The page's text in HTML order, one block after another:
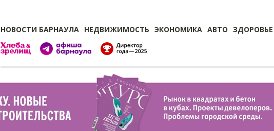
НОВОСТИ БАРНАУЛА НЕДВИЖИМОСТЬ ЭКОНОМИКА АВТО ЗДОРОВЬЕ